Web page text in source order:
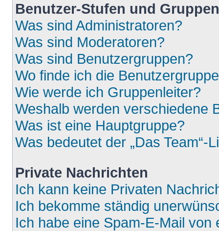
Benutzer-Stufen und Gruppen
Was sind Administratoren?
Was sind Moderatoren?
Was sind Benutzergruppen?
Wo finde ich die
Wie werde ich Gruppenleiter?
Weshalb werden verschiedene
Was ist eine Hauptgruppe?
Was bedeutet der „Das Team“-
Private Nachrichten
Ich kann keine Privaten
Ich bekomme ständig
Ich habe eine Spam-E-Mail